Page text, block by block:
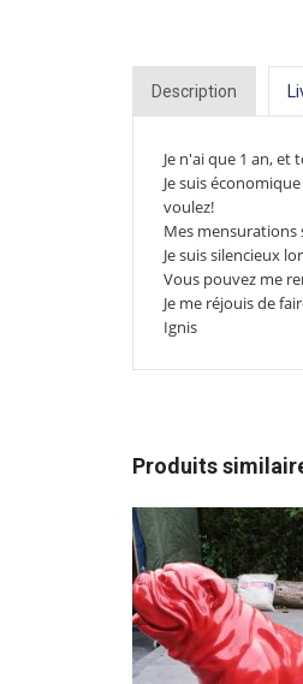
Description
Je n'ai que 1 an,
Je suis
voulez!
Mes mensurations
Je suis silencieux
Vous pouvez me
Je me réjouis de
Ignis
Produits